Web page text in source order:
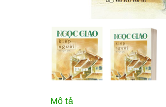
Mô tả